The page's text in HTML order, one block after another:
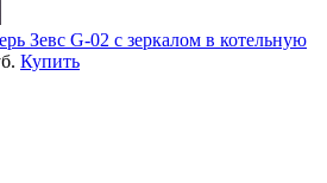
Зевс G-02 с зеркалом в котельную
Купить